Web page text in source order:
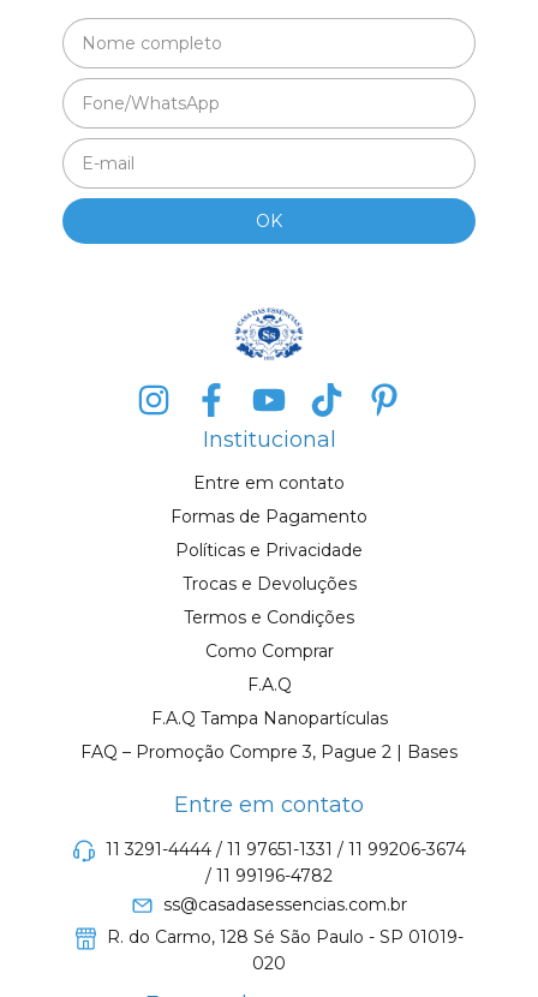
Institucional
Entre em contato
Formas de Pagamento
Políticas e Privacidade
Trocas e Devoluções
Termos e Condições
Como Comprar
F.A.Q
F.A.Q Tampa Nanopartículas
FAQ – Promoção Compre 3, Pague 2 | Bases
Entre em contato
11 3291-4444 / 11 97651-1331 / 11 99206-3674
/ 11 99196-4782
ss@casadasessencias.com.br
R. do Carmo, 128 Sé São Paulo - SP 01019-
020